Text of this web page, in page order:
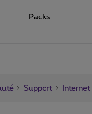
Packs
Support Internet